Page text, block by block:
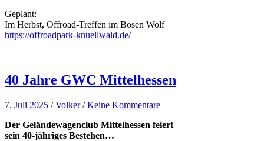
Geplant:
Im Herbst, Offroad-Treffen im Bösen Wolf
https://offroadpark-knuellwald.de/
40 Jahre GWC Mittelhessen
7. Juli 2025 /Volker /Keine Kommentare
Der Geländewagenclub Mittelhessen feiert
sein 40-jähriges Bestehen…